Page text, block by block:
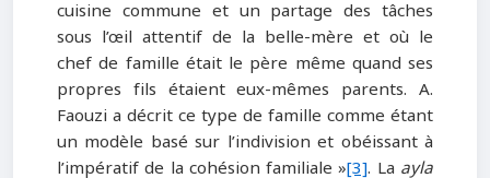
cuisine commune et un partage des tâches
sous l’œil attentif de la belle-mère et où le
chef de famille était le père même quand ses
propres fils étaient eux-mêmes parents. A.
Faouzi a décrit ce type de famille comme étant
un modèle basé sur l’indivision et obéissant à
l’impératif de la cohésion familiale »[3]. La ayla